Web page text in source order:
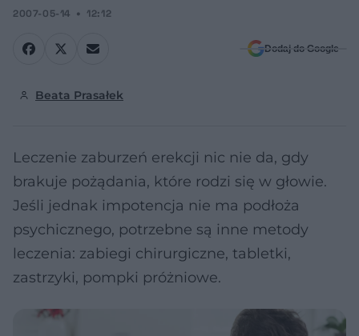
2007-05-14 12:12
Dodaj do Google
Beata Prasałek
Leczenie zaburzeń erekcji nic nie da, gdy
brakuje pożądania, które rodzi się w głowie.
Jeśli jednak impotencja nie ma podłoża
psychicznego, potrzebne są inne metody
leczenia: zabiegi chirurgiczne, tabletki,
zastrzyki, pompki próżniowe.